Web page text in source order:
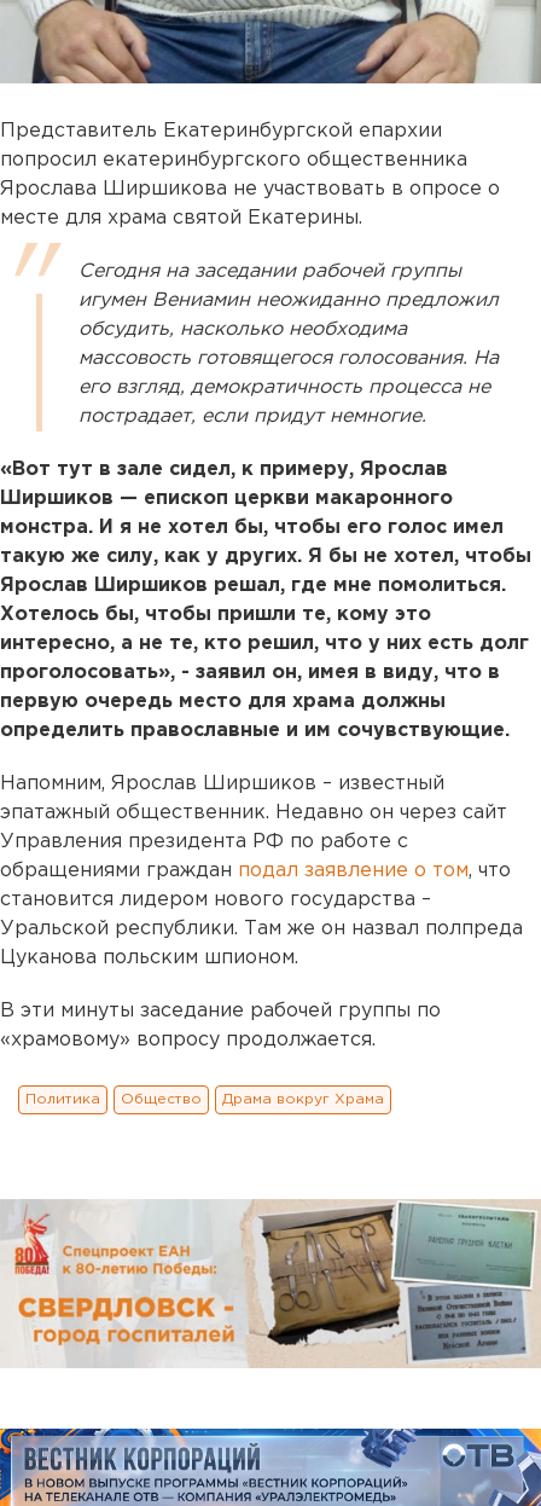
Представитель Екатеринбургской епархии
попросил екатеринбургского общественника
Ярослава Ширшикова не участвовать в опросе о
месте для храма святой Екатерины.
Сегодня на заседании рабочей группы
игумен Вениамин неожиданно предложил
обсудить, насколько необходима
массовость готовящегося голосования. На
его взгляд, демократичность процесса не
пострадает, если придут немногие.
«Вот тут в зале сидел, к примеру, Ярослав
Ширшиков — епископ церкви макаронного
монстра. И я не хотел бы, чтобы его голос имел
такую же силу, как у других. Я бы не хотел, чтобы
Ярослав Ширшиков решал, где мне помолиться.
Хотелось бы, чтобы пришли те, кому это
интересно, а не те, кто решил, что у них есть долг
проголосовать», - заявил он, имея в виду, что в
первую очередь место для храма должны
определить православные и им сочувствующие.
Напомним, Ярослав Ширшиков – известный
эпатажный общественник. Недавно он через сайт
Управления президента РФ по работе с
обращениями граждан подал заявление о том, что
становится лидером нового государства –
Уральской республики. Там же он назвал полпреда
Цуканова польским шпионом.
В эти минуты заседание рабочей группы по
«храмовому» вопросу продолжается.
Политика Общество Драма вокруг Храма